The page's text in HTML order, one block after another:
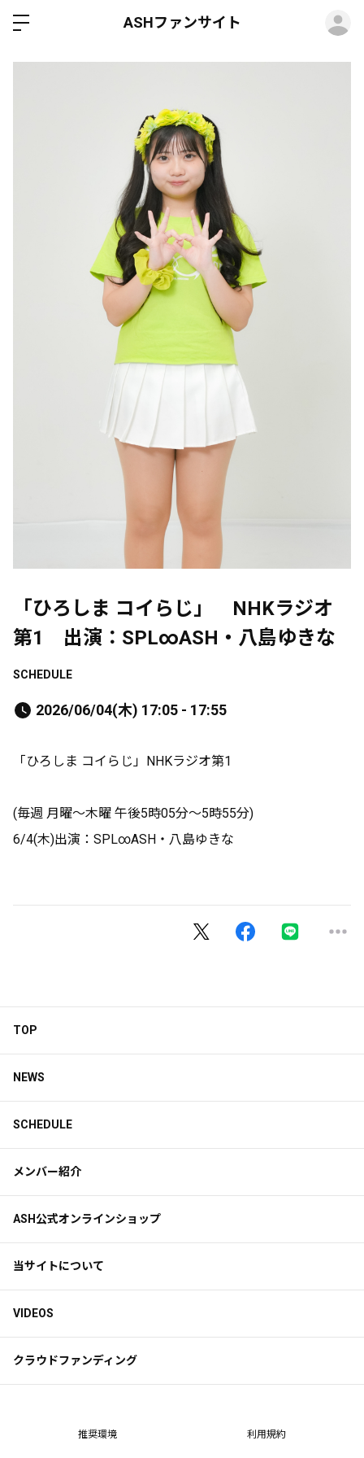
ASHファンサイト
「ひろしま コイらじ」 NHKラジオ
第1 出演：SPL∞ASH・八島ゆきな
SCHEDULE
2026/06/04(木) 17:05 - 17:55
「ひろしま コイらじ」NHKラジオ第1
(毎週 月曜～木曜 午後5時05分～5時55分)
6/4(木)出演：SPL∞ASH・八島ゆきな
TOP
NEWS
SCHEDULE
メンバー紹介
ASH公式オンラインショップ
当サイトについて
VIDEOS
クラウドファンディング
推奨環境 利用規約